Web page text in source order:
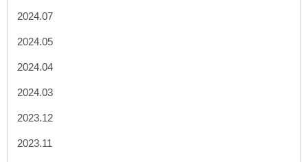
2024.07
2024.05
2024.04
2024.03
2023.12
2023.11